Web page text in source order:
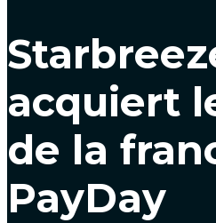
acquiert
de la
PayDay